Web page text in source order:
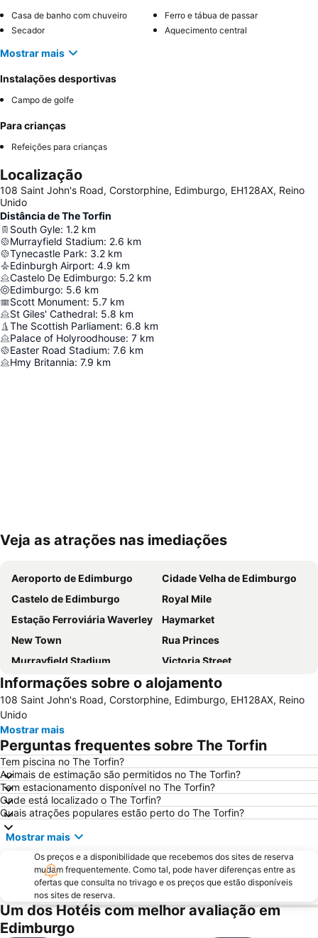
Casa de banho com chuveiro
Ferro e tábua de passar
Secador
Aquecimento central
Mostrar mais
Instalações desportivas
Campo de golfe
Para crianças
Refeições para crianças
Localização
108 Saint John's Road, Corstorphine, Edimburgo, EH128AX, Reino
Unido
Distância de The Torfin
South Gyle: 1.2 km
Murrayfield Stadium: 2.6 km
Tynecastle Park: 3.2 km
Edinburgh Airport: 4.9 km
Castelo De Edimburgo: 5.2 km
Edimburgo: 5.6 km
Scott Monument: 5.7 km
St Giles' Cathedral: 5.8 km
The Scottish Parliament: 6.8 km
Palace of Holyroodhouse: 7 km
Easter Road Stadium: 7.6 km
Hmy Britannia: 7.9 km
Ampliar mapa
Veja as atrações nas imediações
Aeroporto de Edimburgo
Cidade Velha de Edimburgo
Castelo de Edimburgo
Royal Mile
Estação Ferroviária Waverley
Haymarket
New Town
Rua Princes
Murrayfield Stadium
Victoria Street
Grassmarket
Galeria Nacional da Escócia
Museu Nacional da Escócia
Leith
City Art Centre
St James Quarter
Rosslyn Chapel
Edinburgh Park
Stockbridge
Marchmont
Scott Monument
Edinburgh Zoo
Greyfriars Kirk
Portobello
Davidson's Mains
Dean Village
EICC
Morningside
Currie
Rose Street
Informações sobre o alojamento
108 Saint John's Road, Corstorphine, Edimburgo, EH128AX, Reino
Unido
Mostrar mais
Perguntas frequentes sobre The Torfin
Tem piscina no The Torfin?
Animais de estimação são permitidos no The Torfin?
Tem estacionamento disponível no The Torfin?
Onde está localizado o The Torfin?
Quais atrações populares estão perto do The Torfin?
Mostrar mais
Os preços e a disponibilidade que recebemos dos sites de reserva
mudam frequentemente. Como tal, pode haver diferenças entre as
ofertas que consulta no trivago e os preços que estão disponíveis
nos sites de reserva.
Um dos Hotéis com melhor avaliação em
Edimburgo